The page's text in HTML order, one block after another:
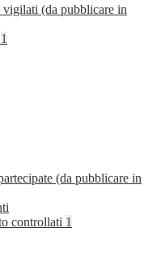
(da pubblicare in
1
(da pubblicare in
controllati 1